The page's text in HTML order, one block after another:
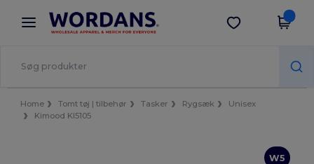
× Wordans-app
Bedre priser i appen!
Hent app
Home Tomt tøj | tilbehør Tasker Rygsæk
Unisex
Kimood KI5105
W5